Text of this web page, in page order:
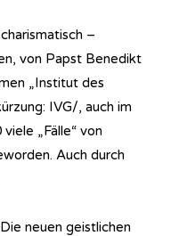
–
von Papst Benedikt
„Institut des
IVG/, auch im
„Fälle“ von
Auch durch
neuen geistlichen